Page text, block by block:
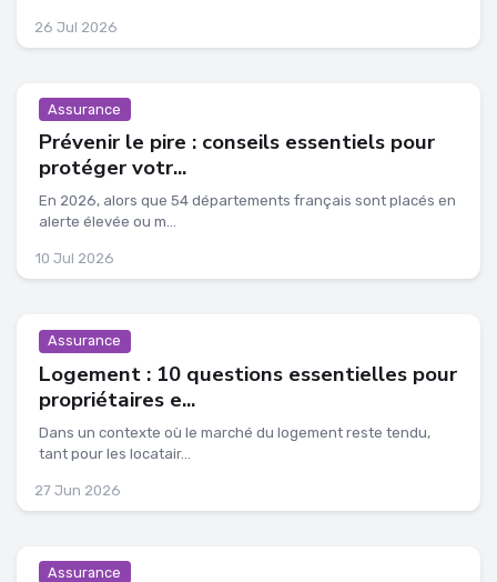
26 Jul 2026
Assurance
Prévenir le pire : conseils essentiels pour
protéger votr...
En 2026, alors que 54 départements français sont placés en
alerte élevée ou m...
10 Jul 2026
Assurance
Logement : 10 questions essentielles pour
propriétaires e...
Dans un contexte où le marché du logement reste tendu,
tant pour les locatair...
27 Jun 2026
Assurance